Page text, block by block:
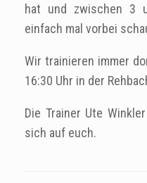
hat und zwischen 3
einfach mal vorbei
Wir trainieren immer
16:30 Uhr in der
Die Trainer Ute
sich auf euch.